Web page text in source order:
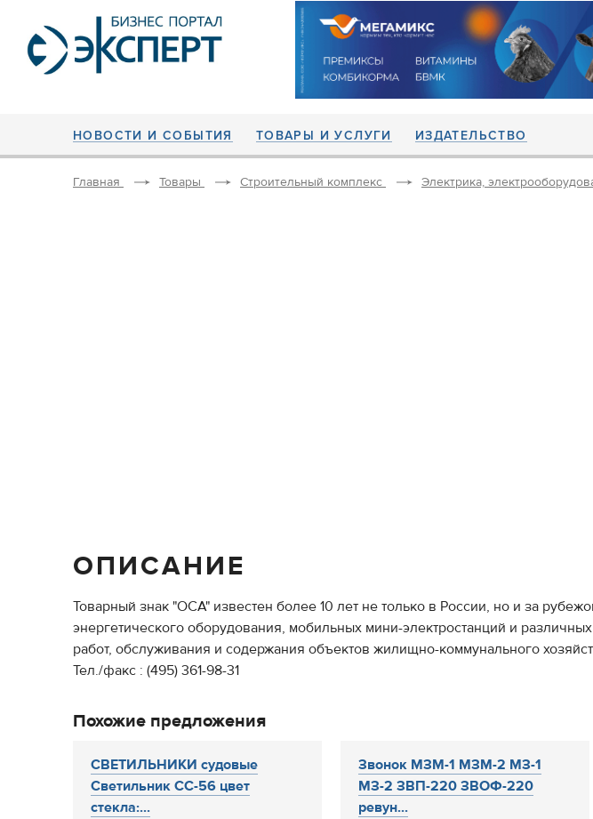
НОВОСТИ И СОБЫТИЯ ТОВАРЫ И УСЛУГИ ИЗДАТЕЛЬСТВО
Главная Товары Строительный комплекс Электрика,
ОПИСАНИЕ
Товарный знак "ОСА" известен более 10 лет не только в России, но и за
энергетического оборудования, мобильных мини-электростанций и
работ, обслуживания и содержания объектов жилищно-коммунального
Тел./факс : (495) 361-98-31
Похожие предложения
СВЕТИЛЬНИКИ судовые
Светильник СС-56 цвет
стекла:...
Звонок МЗМ-1 МЗМ-2 МЗ-1
МЗ-2 ЗВП-220 ЗВОФ-220
ревун...